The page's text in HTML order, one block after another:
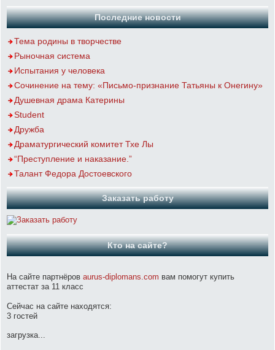
Последние новости
Тема родины в творчестве
Рыночная система
Испытания у человека
Сочинение на тему: «Письмо-признание Татьяны к Онегину»
Душевная драма Катерины
Student
Дружба
Драматургический комитет Тхе Лы
“Преступление и наказание.”
Талант Федора Достоевского
Заказать работу
Кто на сайте?
На сайте партнёров aurus-diplomans.com вам помогут купить
аттестат за 11 класс
Сейчас на сайте находятся:
3 гостей
загрузка...